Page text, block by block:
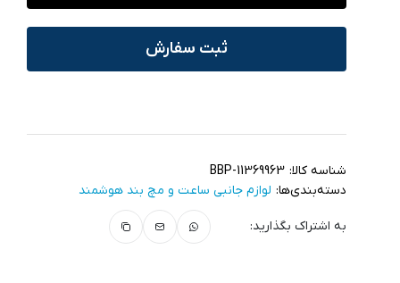
ثبت سفارش
شناسه کالا: BBP-11369963
دسته‌بندی‌ها: لوازم جانبی ساعت و مچ بند هوشمند
به اشتراک بگذارید: